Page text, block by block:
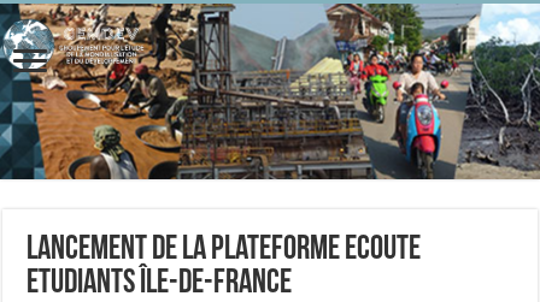
Lancement de la Plateforme Ecoute
Etudiants Île-de-France